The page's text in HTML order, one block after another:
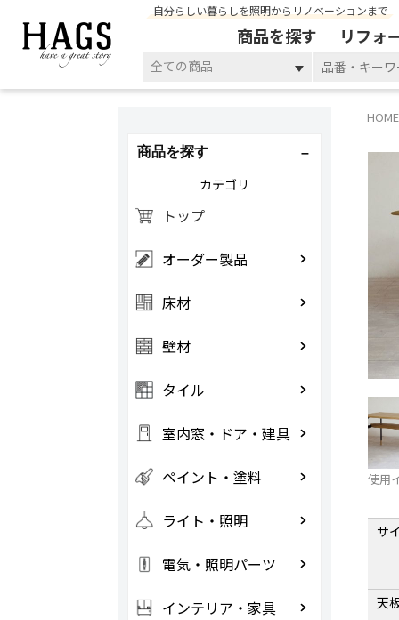
自分らしい暮らしを照明からリノベーションまで
商品を探す リフォ
全ての商品
HOME
使用
サ
天
商品を探す
カテゴリ
トップ
オーダー製品
床材
壁材
タイル
室内窓・ドア・建具
ペイント・塗料
ライト・照明
電気・照明パーツ
インテリア・家具